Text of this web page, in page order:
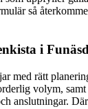
så
i
med rätt
volym, samt
anslutningar.